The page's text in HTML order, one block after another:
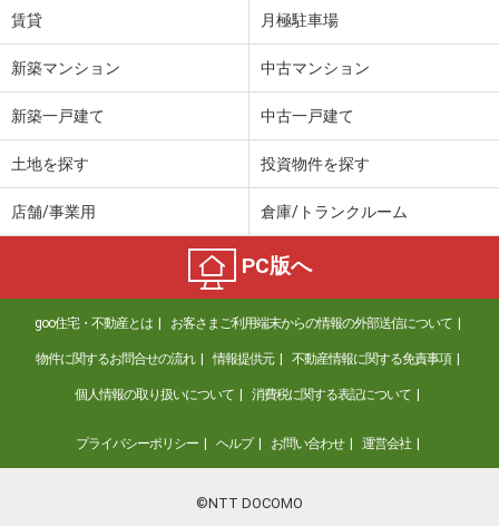
賃貸 月極駐車場
新築マンション 中古マンション
新築一戸建て 中古一戸建て
土地を探す 投資物件を探す
店舗/事業用 倉庫/トランクルーム
PC版へ
goo住宅・不動産とは お客さまご利用端末からの情報の外部送信について
物件に関するお問合せの流れ 情報提供元 不動産情報に関する免責事項
個人情報の取り扱いについて 消費税に関する表記について
プライバシーポリシー ヘルプ お問い合わせ 運営会社
©NTT DOCOMO